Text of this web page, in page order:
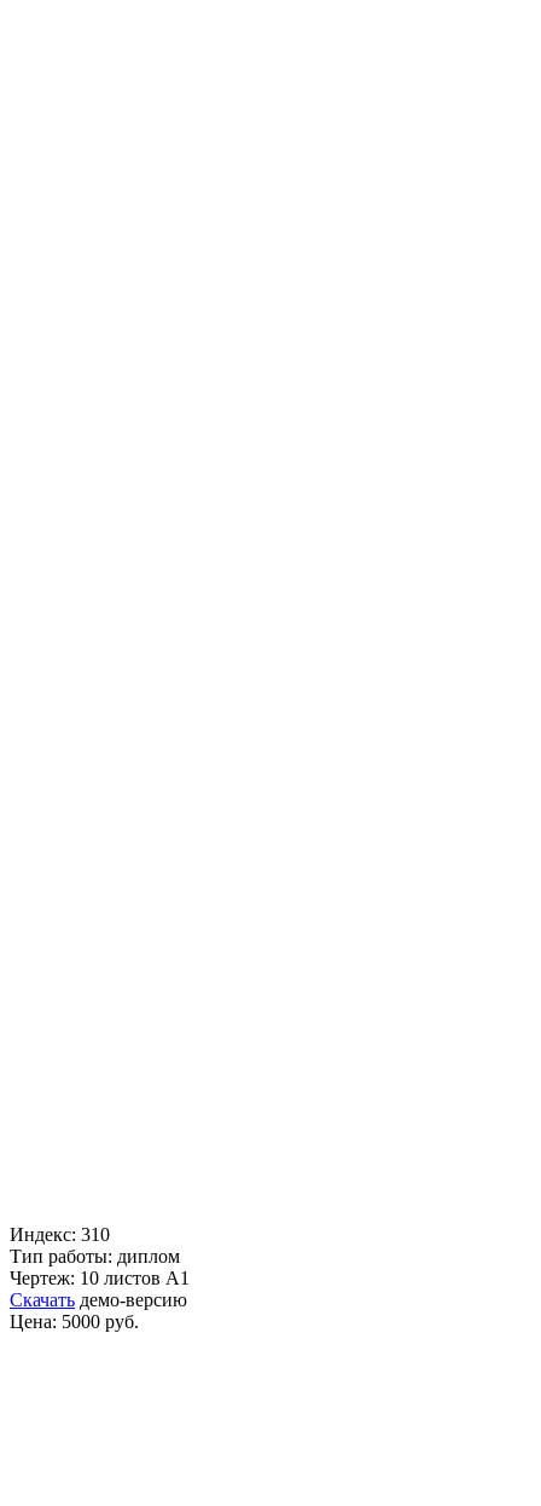
Индекс: 310
Тип работы: диплом
Чертеж: 10 листов А1
Скачать демо-версию
Цена: 5000 руб.